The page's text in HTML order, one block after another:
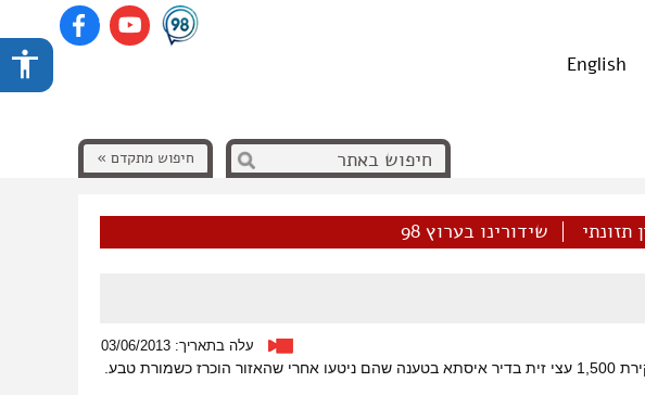
English
חיפוש מתקדם »
תזונתי שידורינו בערוץ 98
עלה בתאריך: 03/06/2013
טבע.